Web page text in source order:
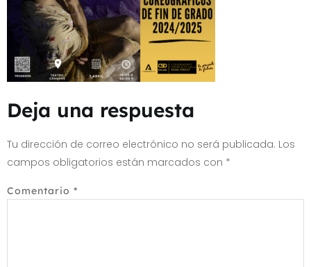
Deja una respuesta
Tu dirección de correo electrónico no será publicada. Los
campos obligatorios están marcados con *
Comentario *